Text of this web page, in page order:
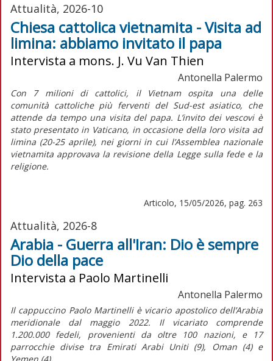
Attualità, 2026-10
Chiesa cattolica vietnamita - Visita ad
limina: abbiamo invitato il papa
Intervista a mons. J. Vu Van Thien
Antonella Palermo
Con 7 milioni di cattolici, il Vietnam ospita una delle
comunità cattoliche più ferventi del Sud-est asiatico, che
attende da tempo una visita del papa. L’invito dei vescovi è
stato presentato in Vaticano, in occasione della loro visita ad
limina (20-25 aprile), nei giorni in cui l’Assemblea nazionale
vietnamita approvava la revisione della Legge sulla fede e la
religione.
Articolo, 15/05/2026, pag. 263
Attualità, 2026-8
Arabia - Guerra all'Iran: Dio è sempre
Dio della pace
Intervista a Paolo Martinelli
Antonella Palermo
Il cappuccino Paolo Martinelli è vicario apostolico dell’Arabia
meridionale dal maggio 2022. Il vicariato comprende
1.200.000 fedeli, provenienti da oltre 100 nazioni, e 17
parrocchie divise tra Emirati Arabi Uniti (9), Oman (4) e